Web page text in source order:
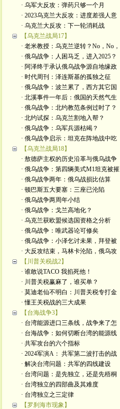
· 乌军大反攻：弹药只够一个月
· 2023乌克兰大反攻：进度差强人意
· 乌克兰大反攻：下一轮消耗战
【乌克兰战局17】
· 老米教授：乌克兰逆转？No，No，
· 俄乌战争：人困马乏，进入2025？
· 阿泽终于承认俄乌战争源自地缘政
· 时代周刊：泽连斯基的孤独之征
· 俄乌战争：波兰累了，西方其它国
· 北溪事件一年后：俄国的天然气生
· 俄乌战争：北约教范条例过时了？
· 北约试探：乌克兰割地入帮？
· 俄乌战争：乌军兵源枯竭？
· 俄乌战争启示：坦克在阵地战中吃
【乌克兰战局18】
· 敖德萨主权的历史沿革与俄乌战争
· 俄乌战争：第四辆美式M1坦克被摧
· 俄乌战争两年：俄乌战损比估算
· 顿巴斯五大要塞：三座已沦陷
· 俄乌战争两周年小结
· 俄乌战争：戈兰高地化？
· 乌克兰获欧盟候选国资格之分析
· 俄乌战争：唯武器论可修矣
· 俄乌战争：小泽乞讨未果，拜登被
· 大反攻结束，马林卡沦陷，俄乌攻
【川普关税战2】
· 谁敢说TACO 我掐死他！
· 川普关税赢麻了，谁买单？
· 莫迪老仙不明白：川普关税专打金
· 懂王关税战的三大成果
【台海战争3】
· 台湾能源进口三条线，战争来了怎
· 台海战争：如何切断台湾的能源线
· 共军攻台的六个指标
· 2024军演A： 共军第二波打击的战
· 解决台湾问题：共军的四线建设
· 台湾问题：是先独立，还是先梧桐
· 台湾独立的四部曲及其难度
· 台湾独立之三定律
【罗刹海市现象】